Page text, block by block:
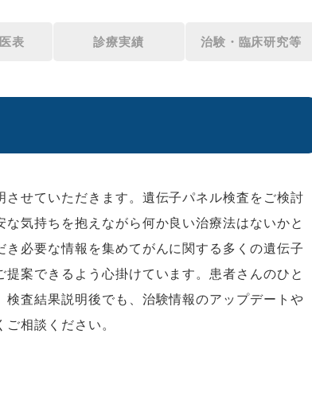
表 診療実績 治験・臨床研究等
せていただきます。遺伝子パネル検査をご検討
気持ちを抱えながら何か良い治療法はないかと
必要な情報を集めてがんに関する多くの遺伝子
案できるよう心掛けています。患者さんのひと
査結果説明後でも、治験情報のアップデートや
相談ください。